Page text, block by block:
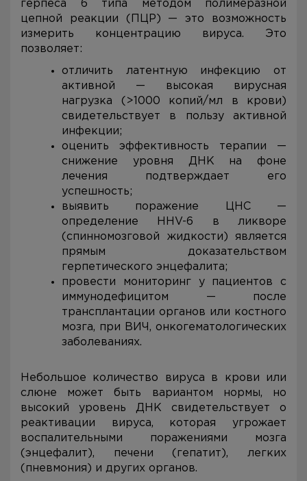
герпеса 6 типа методом полимеразной
цепной реакции (ПЦР) — это возможность
измерить концентрацию вируса. Это
позволяет:
отличить латентную инфекцию от
активной — высокая вирусная
нагрузка (>1000 копий/мл в крови)
свидетельствует в пользу активной
инфекции;
оценить эффективность терапии —
снижение уровня ДНК на фоне
лечения подтверждает его
успешность;
выявить поражение ЦНС —
определение HHV-6 в ликворе
(спинномозговой жидкости) является
прямым доказательством
герпетического энцефалита;
провести мониторинг у пациентов с
иммунодефицитом — после
трансплантации органов или костного
мозга, при ВИЧ, онкогематологических
заболеваниях.
Небольшое количество вируса в крови или
слюне может быть вариантом нормы, но
высокий уровень ДНК свидетельствует о
реактивации вируса, которая угрожает
воспалительными поражениями мозга
(энцефалит), печени (гепатит), легких
(пневмония) и других органов.